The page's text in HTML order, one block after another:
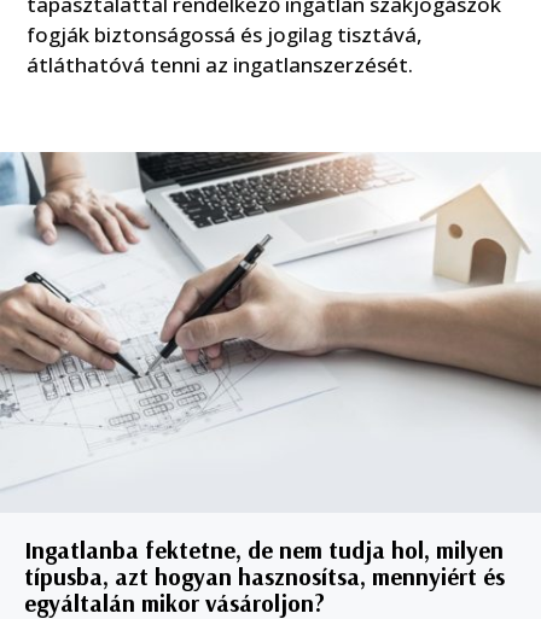
fogják biztonságossá és jogilag tisztává,
átláthatóvá tenni az ingatlanszerzését.
Ingatlanba fektetne, de nem tudja hol, milyen
típusba, azt hogyan hasznosítsa, mennyiért és
egyáltalán mikor vásároljon?